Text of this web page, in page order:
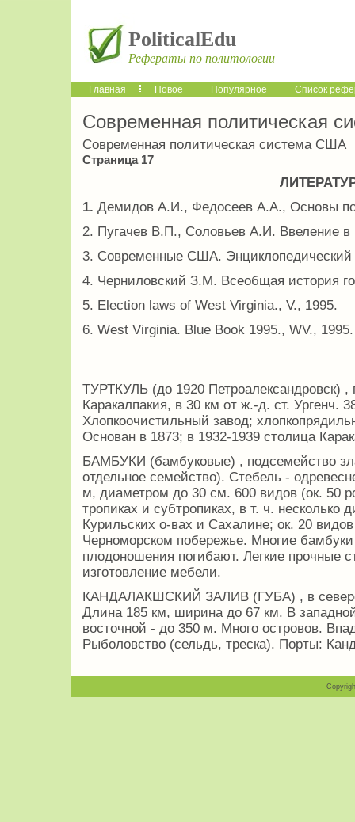
PoliticalEdu
Рефераты по политологии
Главная Новое Популярное Список
Современная политическая
Современная политическая система США
Страница 17
1. Демидов А.И., Федосеев А.А., Основы
2. Пугачев В.П., Соловьев А.И. Ввеление
3. Современные США. Энциклопедический
4. Черниловский З.М. Всеобщая история
5. Election laws of West Virginia., V., 1995.
6. West Virginia. Blue Book 1995., WV., 1995.
ТУРТКУЛЬ (до 1920 Петроалександровск) ,
Каракалпакия, в 30 км от ж.-д. ст. Ургенч.
Хлопкоочистильный завод;
Основан в 1873; в 1932-1939 столица
БАМБУКИ (бамбуковые) , подсемейство
отдельное семейство). Стебель -
м, диаметром до 30 см. 600 видов (ок. 50
тропиках и субтропиках, в т. ч. несколько
Курильских о-вах и Сахалине; ок. 20
Черноморском побережье. Многие
плодоношения погибают. Легкие прочные
изготовление мебели.
КАНДАЛАКШСКИЙ ЗАЛИВ (ГУБА) , в
Длина 185 км, ширина до 67 км. В
восточной - до 350 м. Много островов.
Рыболовство (сельдь, треска). Порты: